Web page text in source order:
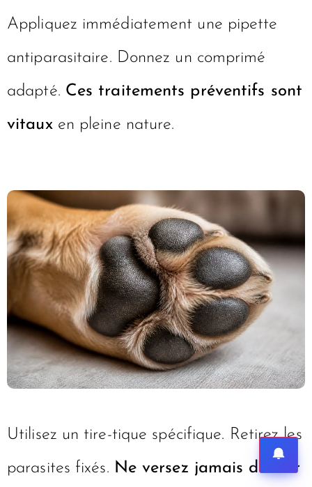
Appliquez immédiatement une pipette
antiparasitaire. Donnez un comprimé
adapté. Ces traitements préventifs sont
vitauxen pleine nature.
Utilisez un tire-tique spécifique. Retirez les
parasites fixés. Ne versez jamais d’éther